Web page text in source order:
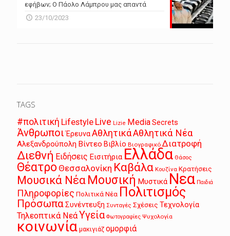
εφήβων; Ο Πάολο Λάμπρου μας απαντά
23/10/2023
TAGS
#πολιτική Lifestyle Live Lizie MediaSecrets
Άνθρωποι ΈρευναΑθλητικάΑθλητικά Νέα
Αλεξανδρούπολη Βίντεο Βιβλίο Βιογραφικό Διατροφή
Διεθνή Ειδήσεις Εισιτήρια Ελλάδα Θάσος
Θέατρο Θεσσαλονίκη Καβάλα Κουζίνα Κρατήσεις
Μουσικά Νέα Μουσική Μυστικά Νεα Παιδιά
Πληροφορίες Πολιτικά Νέα Πολιτισμός
ΠρόσωπαΣυνέντευξη Συνταγές Σχέσεις Τεχνολογία
Τηλεοπτικά ΝεάΥγεία Φωτογραφίες Ψυχολογία
κοινωνία μακιγιάζ ομορφιά